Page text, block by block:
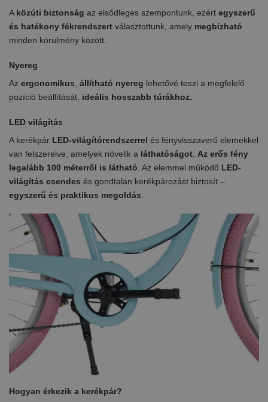
A közúti biztonság az elsődleges szempontunk, ezért egyszerű
és hatékony fékrendszert választottunk, amely megbízható
minden körülmény között.
Nyereg
Az ergonomikus állítható nyereg lehetővé teszi a megfelelő
pozíció beállítását, ideális hosszabb túrákhoz.
LED világítás
A kerékpár LED-világítórendszerrel és fényvisszaverő elemekkel
van felszerelve, amelyek növelik a láthatóságot Az erős fény
legalább 100 méterről is látható . Az elemmel működő LED-
világítás csendes és gondtalan kerékpározást biztosít –
egyszerű és praktikus megoldás
Hogyan érkezik a kerékpár?